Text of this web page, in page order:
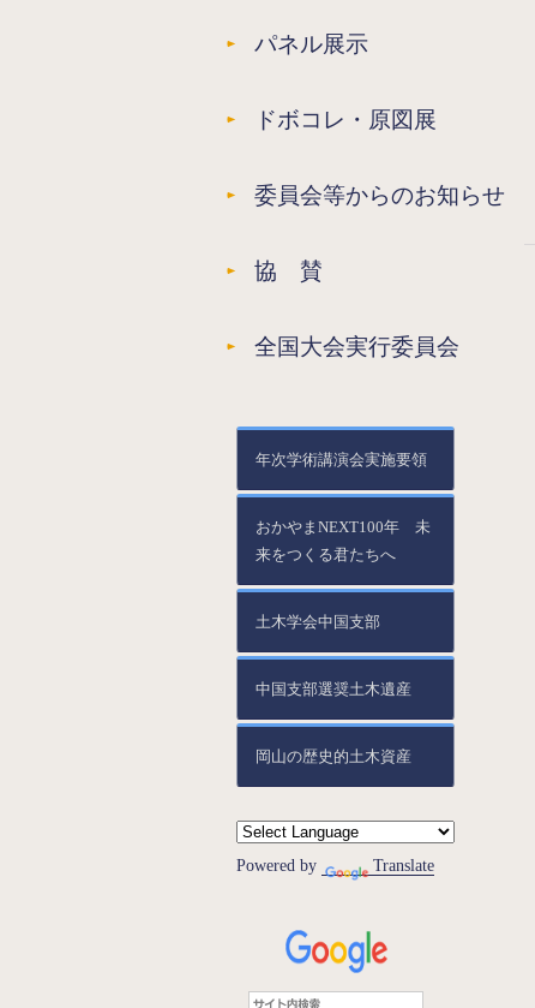
パネル展示
ドボコレ・原図展
委員会等からのお知らせ
協 賛
全国大会実行委員会
年次学術講演会実施要領
おかやまNEXT100年 未
来をつくる君たちへ
土木学会中国支部
中国支部選奨土木遺産
岡山の歴史的土木資産
Powered by Translate